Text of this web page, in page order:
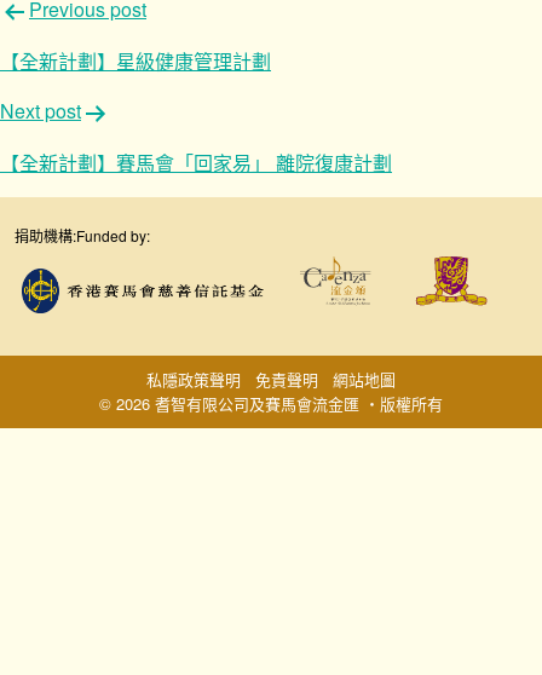
文
章
導
覽
Previous post
【全新計劃】星級健康管理計劃
Next post
【全新計劃】賽馬會「回家易」 離院復康計劃
捐助機構:Funded by:
© 2026 耆智有限公司及賽馬會流金匯 ‧版權所有
私隱政策聲明 免責聲明 網站地圖